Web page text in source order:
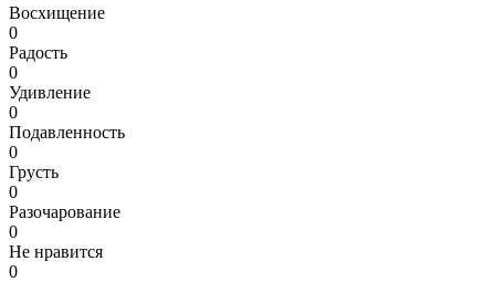
Восхищение
0
Радость
0
Удивление
0
Подавленность
0
Грусть
0
Разочарование
0
Не нравится
0